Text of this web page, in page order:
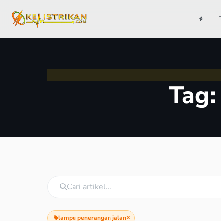
Tag:
lampu penerangan jalan